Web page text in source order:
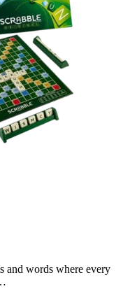
and words where every